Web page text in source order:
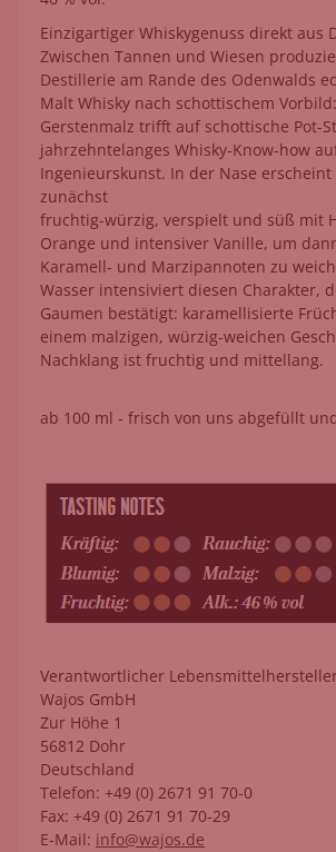
Einzigartiger Whiskygenuss direkt aus
Zwischen Tannen und Wiesen
Destillerie am Rande des Odenwalds
Malt Whisky nach schottischem
Gerstenmalz trifft auf schottische Pot-
jahrzehntelanges Whisky-Know-how
Ingenieurskunst. In der Nase erscheint
zunächst
fruchtig-würzig, verspielt und süß mit
Orange und intensiver Vanille, um
Karamell- und Marzipannoten zu
Wasser intensiviert diesen Charakter,
Gaumen bestätigt: karamellisierte
einem malzigen, würzig-weichen
Nachklang ist fruchtig und mittellang.
ab 100 ml - frisch von uns abgefüllt
Verantwortlicher
Wajos GmbH
Zur Höhe 1
56812 Dohr
Deutschland
Telefon: +49 (0) 2671 91 70-0
Fax: +49 (0) 2671 91 70-29
E-Mail: info@wajos.de